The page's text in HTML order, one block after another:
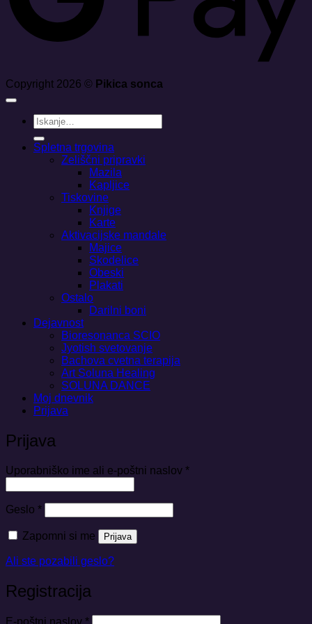
Copyright 2026 © Pikica sonca
Išči:
Spletna trgovina
Zeliščni pripravki
Mazila
Kapljice
Tiskovine
Knjige
Karte
Aktivacijske mandale
Majice
Skodelice
Obeski
Plakati
Ostalo
Darilni boni
Dejavnost
Bioresonanca SCIO
Jyotish svetovanje
Bachova cvetna terapija
Art Soluna Healing
SOLUNA DANCE
Moj dnevnik
Prijava
Prijava
Uporabniško ime ali e-poštni naslov *Zahtevano
Geslo *Zahtevano
Zapomni si me Prijava
Ali ste pozabili geslo?
Registracija
E-poštni naslov *Zahtevano